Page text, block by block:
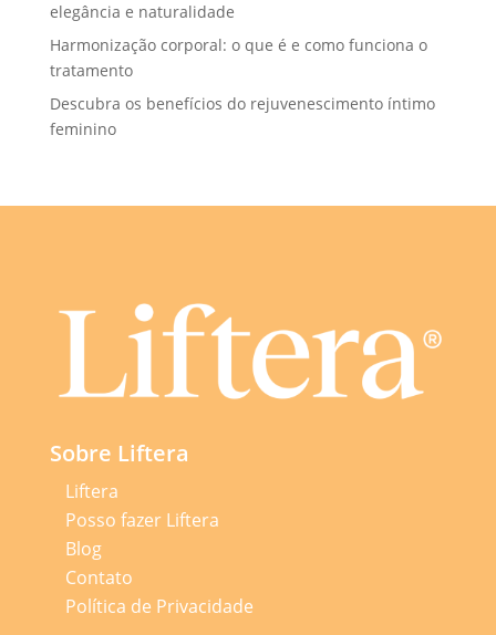
elegância e naturalidade
Harmonização corporal: o que é e como funciona o
tratamento
Descubra os benefícios do rejuvenescimento íntimo
feminino
Sobre Liftera
Liftera
Posso fazer Liftera
Blog
Contato
Política de Privacidade